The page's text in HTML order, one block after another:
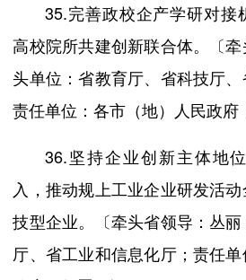
35.完善政校企产学研对接
高校院所共建创新联合体。〔
头单位：省教育厅、省科技厅、
责任单位：各市（地）人民政府
36.坚持企业创新主体地
入，推动规上工业企业研发活
技型企业。〔牵头省领导：丛
厅、省工业和信息化厅；责任